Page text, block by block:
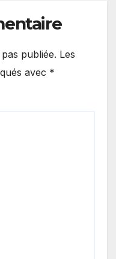
publiée. Les
avec *